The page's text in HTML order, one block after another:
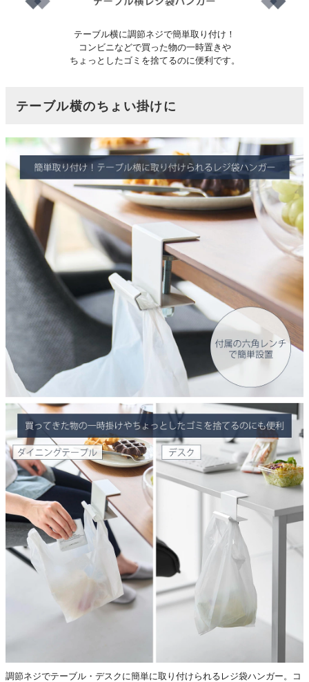
テーブル横に調節ネジで簡単取り付け！
コンビニなどで買った物の一時置きや
ちょっとしたゴミを捨てるのに便利です。
テーブル横のちょい掛けに
調節ネジでテーブル・デスクに簡単に取り付けられるレジ袋ハンガー。コ